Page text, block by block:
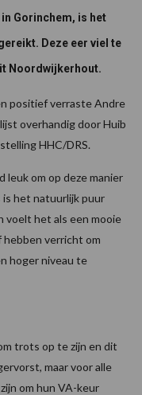
Gorinchem, is het
Deze eer viel te
Noordwijkerhout.
positief verraste Andre
overhandig door Huib
HHC/DRS.
om op deze manier
het natuurlijk puur
voelt het als een mooie
verricht om
hoger niveau te
trots op te zijn en dit
maar voor alle
om hun VA-keur